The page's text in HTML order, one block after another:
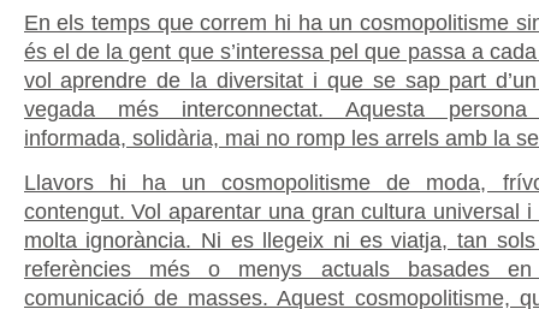
En els temps que correm hi ha un cosmopolitisme
és el de la gent que s’interessa pel que passa a
vol aprendre de la diversitat i que se sap part
vegada més interconnectat. Aquesta
informada, solidària, mai no romp les arrels amb la
Llavors hi ha un cosmopolitisme de moda,
contengut. Vol aparentar una gran cultura universal
molta ignorància. Ni es llegeix ni es viatja, tan
referències més o menys actuals basades
comunicació de masses. Aquest cosmopolitisme,